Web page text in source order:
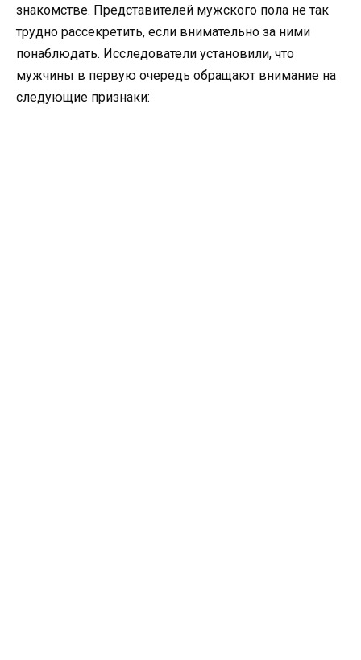
знакомстве. Представителей мужского пола не так
трудно рассекретить, если внимательно за ними
понаблюдать. Исследователи установили, что
мужчины в первую очередь обращают внимание на
следующие признаки: